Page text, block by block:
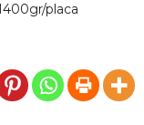
placa